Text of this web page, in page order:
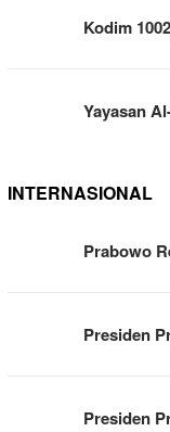
Kodim
Yayasan
INTERNASIONAL
Prabowo
Presiden
Presiden